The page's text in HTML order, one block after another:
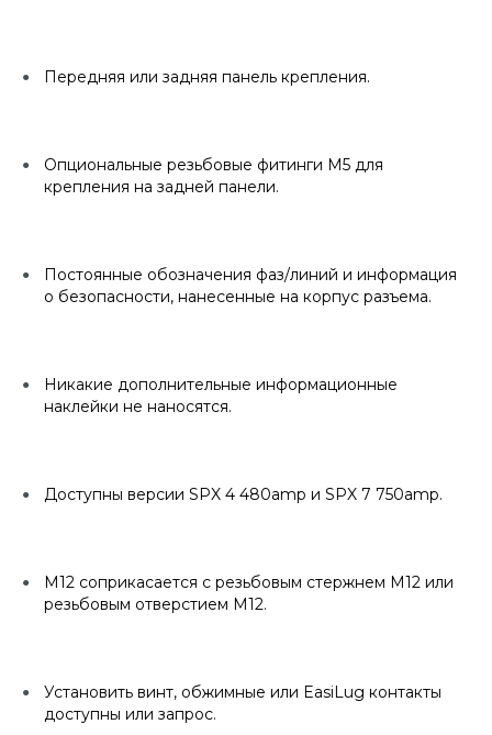
Передняя или задняя панель крепления.
Опциональные резьбовые фитинги M5 для
крепления на задней панели.
Постоянные обозначения фаз/линий и информация
о безопасности, нанесенные на корпус разъема.
Никакие дополнительные информационные
наклейки не наносятся.
Доступны версии SPX 4 480amp и SPX 7 750amp.
M12 соприкасается с резьбовым стержнем M12 или
резьбовым отверстием M12.
Установить винт, обжимные или EasiLug контакты
доступны или запрос.